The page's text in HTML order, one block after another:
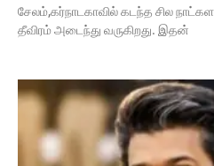
சேலம்,கர்நாடகாவில் கடந்த சில
தீவிரம் அடைந்து வருகிறது. இதன்